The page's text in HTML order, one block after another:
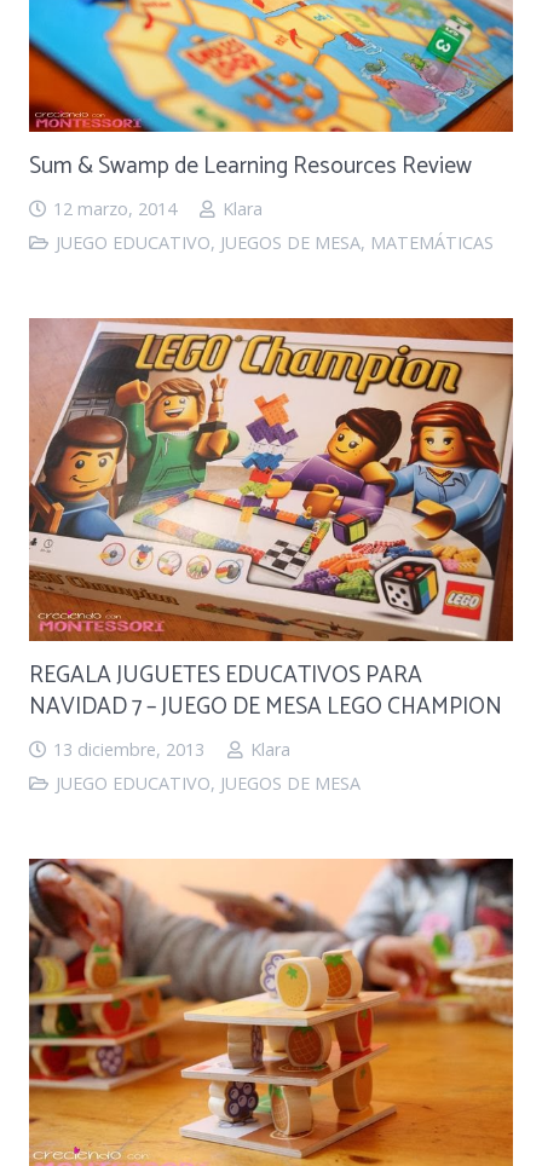
Sum & Swamp de Learning Resources Review
12 marzo, 2014
Klara
JUEGO EDUCATIVO, JUEGOS DE MESA, MATEMÁTICAS
REGALA JUGUETES EDUCATIVOS PARA
NAVIDAD 7 – JUEGO DE MESA LEGO CHAMPION
13 diciembre, 2013
Klara
JUEGO EDUCATIVO, JUEGOS DE MESA